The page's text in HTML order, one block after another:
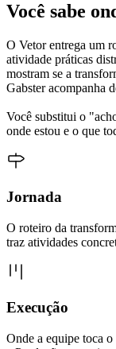
Você sabe
O Vetor entrega um
atividade práticas
mostram se a
Gabster acompanha
Você substitui o
onde estou e o que
Jornada
O roteiro da
traz atividades
Execução
Onde a equipe toca